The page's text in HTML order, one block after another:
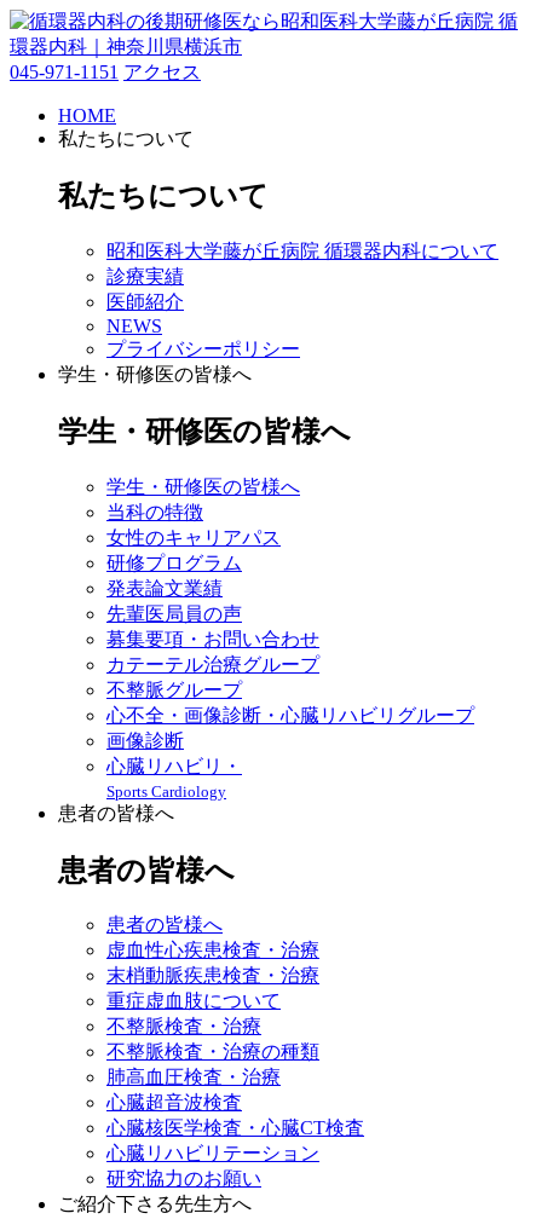
045-971-1151 アクセス
HOME
私たちについて
私たちについて
昭和医科大学藤が丘病院 循環器内科について
診療実績
医師紹介
NEWS
プライバシーポリシー
学生・研修医の皆様へ
学生・研修医の皆様へ
学生・研修医の皆様へ
当科の特徴
女性のキャリアパス
研修プログラム
発表論文業績
先輩医局員の声
募集要項・お問い合わせ
カテーテル治療グループ
不整脈グループ
心不全・画像診断・心臓リハビリグループ
画像診断
心臓リハビリ・
Sports Cardiology
患者の皆様へ
患者の皆様へ
患者の皆様へ
虚血性心疾患検査・治療
末梢動脈疾患検査・治療
重症虚血肢について
不整脈検査・治療
不整脈検査・治療の種類
肺高血圧検査・治療
心臓超音波検査
心臓核医学検査・心臓CT検査
心臓リハビリテーション
研究協力のお願い
ご紹介下さる先生方へ